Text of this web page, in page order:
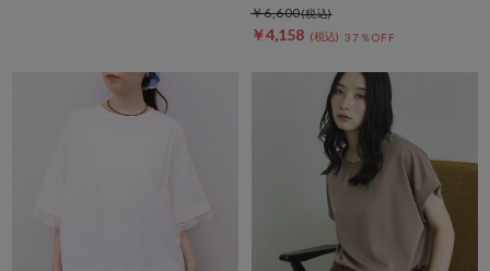
￥4,158 37％OFF
￥6,600